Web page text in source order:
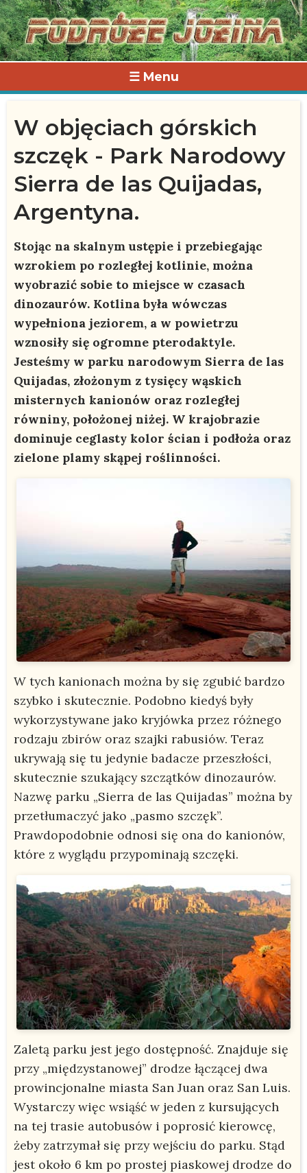
☰ Menu
W objęciach górskich
szczęk - Park Narodowy
Sierra de las Quijadas,
Argentyna.
Stojąc na skalnym ustępie i przebiegając
wzrokiem po rozległej kotlinie, można
wyobrazić sobie to miejsce w czasach
dinozaurów. Kotlina była wówczas
wypełniona jeziorem, a w powietrzu
wznosiły się ogromne pterodaktyle.
Jesteśmy w parku narodowym Sierra de las
Quijadas, złożonym z tysięcy wąskich
misternych kanionów oraz rozległej
równiny, położonej niżej. W krajobrazie
dominuje ceglasty kolor ścian i podłoża oraz
zielone plamy skąpej roślinności.
W tych kanionach można by się zgubić bardzo
szybko i skutecznie. Podobno kiedyś były
wykorzystywane jako kryjówka przez różnego
rodzaju zbirów oraz szajki rabusiów. Teraz
ukrywają się tu jedynie badacze przeszłości,
skutecznie szukający szczątków dinozaurów.
Nazwę parku „Sierra de las Quijadas” można by
przetłumaczyć jako „pasmo szczęk”.
Prawdopodobnie odnosi się ona do kanionów,
które z wyglądu przypominają szczęki.
Zaletą parku jest jego dostępność. Znajduje się
przy „międzystanowej” drodze łączącej dwa
prowincjonalne miasta San Juan oraz San Luis.
Wystarczy więc wsiąść w jeden z kursujących
na tej trasie autobusów i poprosić kierowcę,
żeby zatrzymał się przy wejściu do parku. Stąd
jest około 6 km po prostej piaskowej drodze do